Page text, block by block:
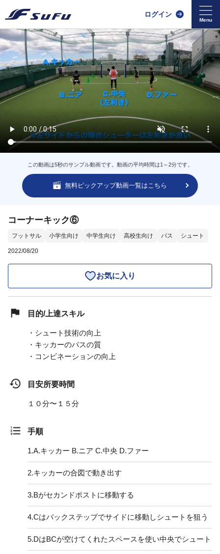
ログイン
この動画は5秒のサンプル動画です。動画の平均時間は1～2分です。
無料ピックアップ動画一覧はこちら
コーナーキック⑥
フットサル 小学生向け 中学生向け 高校生向け パス シュート
2022/08/20
お気に入り
目的/上達スキル
・シュート技術の向上
・キッカーのパスの質
・コンビネーションの向上
目安所要時間
１０分〜１５分
手順
1.A.キッカー B.ニア C.中央 D.ファー
2.キッカーの合図で動き出す
3.Bがセカンドポストに移動する
4.Cはバックステップでサイドに移動しシュートを狙う
5.DはBCが空けてくれたスペースを使い中央でシュート